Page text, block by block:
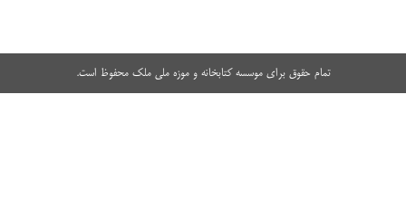
تمام حقوق برای موسسه کتابخانه و موزه ملی ملک محفوظ است.